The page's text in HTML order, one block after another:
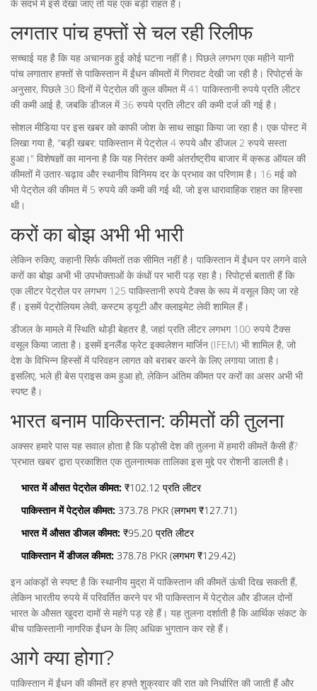
के संदर्भ में इसे देखा जाए तो यह एक बड़ी राहत है।
लगतार पांच हफ्तों से चल रही रिलीफ
सच्चाई यह है कि यह अचानक हुई कोई घटना नहीं है। पिछले लगभग एक महीने यानी
पांच लगातार हफ्तों से पाकिस्तान में ईंधन कीमतों में गिरावट देखी जा रही है। रिपोर्ट्स के
अनुसार, पिछले 30 दिनों में पेट्रोल की कुल कीमत में 41 पाकिस्तानी रुपये प्रति लीटर
की कमी आई है, जबकि डीजल में 36 रुपये प्रति लीटर की कमी दर्ज की गई है।
सोशल मीडिया पर इस खबर को काफी जोश के साथ साझा किया जा रहा है। एक पोस्ट में
लिखा गया है, "बड़ी खबर: पाकिस्तान में पेट्रोल 4 रुपये और डीजल 2 रुपये सस्ता
हुआ।" विशेषज्ञों का मानना है कि यह निरंतर कमी अंतर्राष्ट्रीय बाजार में क्रूड ऑयल की
कीमतों में उतार-चढ़ाव और स्थानीय विनिमय दर के प्रभाव का परिणाम है। 16 मई को
भी पेट्रोल की कीमत में 5 रुपये की कमी की गई थी, जो इस धारावाहिक राहत का हिस्सा
थी।
करों का बोझ अभी भी भारी
लेकिन रुकिए, कहानी सिर्फ कीमतों तक सीमित नहीं है। पाकिस्तान में ईंधन पर लगने वाले
करों का बोझ अभी भी उपभोक्ताओं के कंधों पर भारी पड़ रहा है। रिपोर्ट्स बताती हैं कि
एक लीटर पेट्रोल पर लगभग 125 पाकिस्तानी रुपये टैक्स के रूप में वसूल किए जा रहे
हैं। इसमें पेट्रोलियम लेवी, कस्टम ड्यूटी और क्लाइमेट लेवी शामिल हैं।
डीजल के मामले में स्थिति थोड़ी बेहतर है, जहां प्रति लीटर लगभग 100 रुपये टैक्स
वसूल किया जाता है। इसमें इनलैंड फ्रेट इक्वलेशन मार्जिन (IFEM) भी शामिल है, जो
देश के विभिन्न हिस्सों में परिवहन लागत को बराबर करने के लिए लगाया जाता है।
इसलिए, भले ही बेस प्राइस कम हुआ हो, लेकिन अंतिम कीमत पर करों का असर अभी भी
स्पष्ट है।
भारत बनाम पाकिस्तान: कीमतों की तुलना
अक्सर हमारे पास यह सवाल होता है कि पड़ोसी देश की तुलना में हमारी कीमतें कैसी हैं?
‘प्रभात खबर’ द्वारा प्रकाशित एक तुलनात्मक तालिका इस मुद्दे पर रोशनी डालती है।
भारत में औसत पेट्रोल कीमत: ₹102.12 प्रति लीटर
पाकिस्तान में पेट्रोल कीमत: 373.78 PKR (लगभग ₹127.71)
भारत में औसत डीजल कीमत: ₹95.20 प्रति लीटर
पाकिस्तान में डीजल कीमत: 378.78 PKR (लगभग ₹129.42)
इन आंकड़ों से स्पष्ट है कि स्थानीय मुद्रा में पाकिस्तान की कीमतें ऊंची दिख सकती हैं,
लेकिन भारतीय रुपये में परिवर्तित करने पर भी पाकिस्तान में पेट्रोल और डीजल दोनों
भारत के औसत खुदरा दामों से महंगे पड़ रहे हैं। यह तुलना दर्शाती है कि आर्थिक संकट के
बीच पाकिस्तानी नागरिक ईंधन के लिए अधिक भुगतान कर रहे हैं।
आगे क्या होगा?
पाकिस्तान में ईंधन की कीमतें हर हफ्ते शुक्रवार की रात को निर्धारित की जाती हैं और